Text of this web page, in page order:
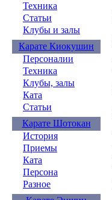
Техника
Статьи
Клубы и залы
Карате Киокушин
Персоналии
Техника
Клубы, залы
Ката
Статьи
Карате Шотокан
История
Приемы
Ката
Персона
Разное